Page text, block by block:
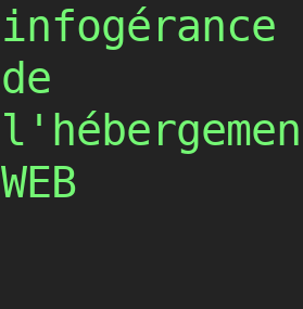
infogérance
de
WEB